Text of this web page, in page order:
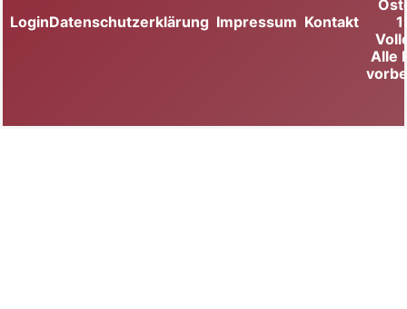
LoginDatenschutzerklärung Impressum Kontakt
Alle